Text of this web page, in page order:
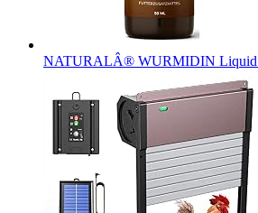
NATURALÂ® WURMIDIN Liquid